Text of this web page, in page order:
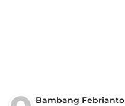
Bambang Febrianto